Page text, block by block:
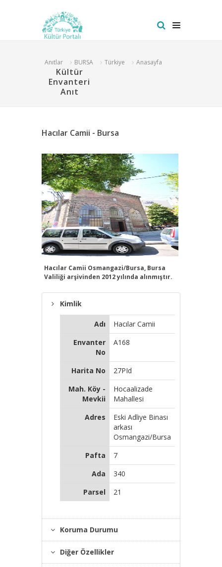
Anıtlar BURSA Türkiye Anasayfa
Kültür
Envanteri
Anıt
Hacılar Camii - Bursa
Hacılar Camii Osmangazi/Bursa, Bursa
Valiliği arşivinden 2012 yılında alınmıştır.
Kimlik
Adı
Hacılar Camii
Envanter
No
A168
Harita No
27PId
Mah. Köy -
Mevkii
Hocaalizade
Mahallesi
Adres
Eski Adliye Binası
arkası
Osmangazi/Bursa
Pafta
7
Ada
340
Parsel
21
Koruma Durumu
Diğer Özellikler